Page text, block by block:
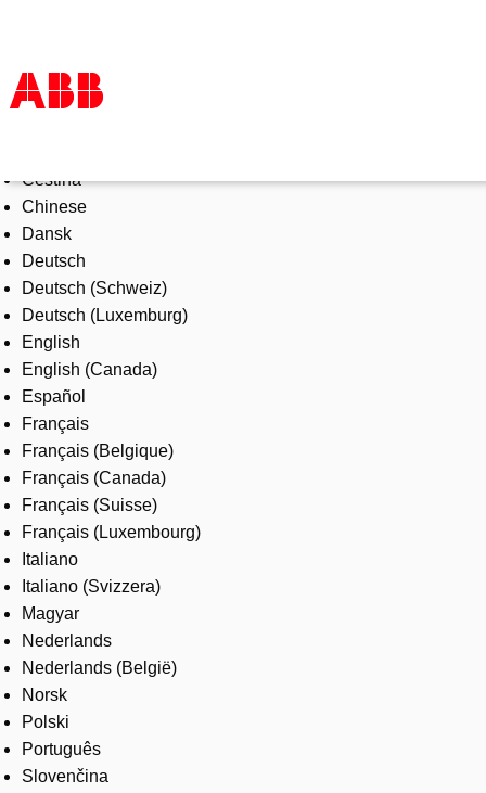
Products & Solutions
Industries
Services
About us
Where to buy
Contact us
Careers
Čeština
Chinese
Dansk
Deutsch
Deutsch (Schweiz)
Deutsch (Luxemburg)
English
English (Canada)
Español
Français
Français (Belgique)
Français (Canada)
Français (Suisse)
Français (Luxembourg)
Italiano
Italiano (Svizzera)
Magyar
Nederlands
Nederlands (België)
Norsk
Polski
Português
Slovenčina